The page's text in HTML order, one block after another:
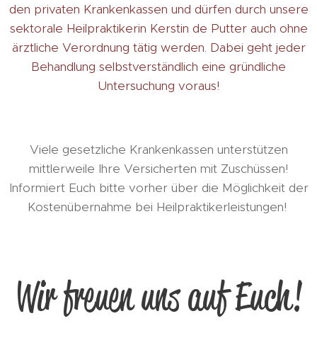
den privaten Krankenkassen und dürfen durch unsere
sektorale Heilpraktikerin Kerstin de Putter auch ohne
ärztliche Verordnung tätig werden. Dabei geht jeder
Behandlung selbstverständlich eine gründliche
Untersuchung voraus!
Viele gesetzliche Krankenkassen unterstützen
mittlerweile Ihre Versicherten mit Zuschüssen!
Informiert Euch bitte vorher über die Möglichkeit der
Kostenübernahme bei Heilpraktikerleistungen!
Wir freuen uns auf Euch!